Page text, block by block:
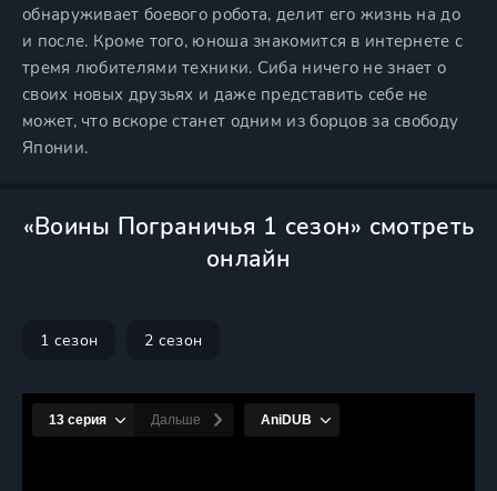
обнаруживает боевого робота, делит его жизнь на до
и после. Кроме того, юноша знакомится в интернете с
тремя любителями техники. Сиба ничего не знает о
своих новых друзьях и даже представить себе не
может, что вскоре станет одним из борцов за свободу
Японии.
«Воины Пограничья 1 сезон» смотреть
онлайн
1 сезон 2 сезон